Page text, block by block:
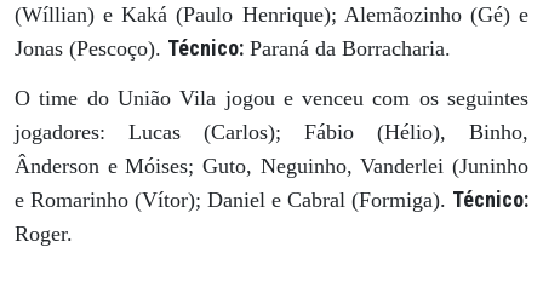
(Wíllian) e Kaká (Paulo Henrique); Alemãozinho (Gé) e
Jonas (Pescoço). Técnico: Paraná da Borracharia.
O time do União Vila jogou e venceu com os seguintes
jogadores: Lucas (Carlos); Fábio (Hélio), Binho,
Ânderson e Móises; Guto, Neguinho, Vanderlei (Juninho
e Romarinho (Vítor); Daniel e Cabral (Formiga). Técnico:
Roger.